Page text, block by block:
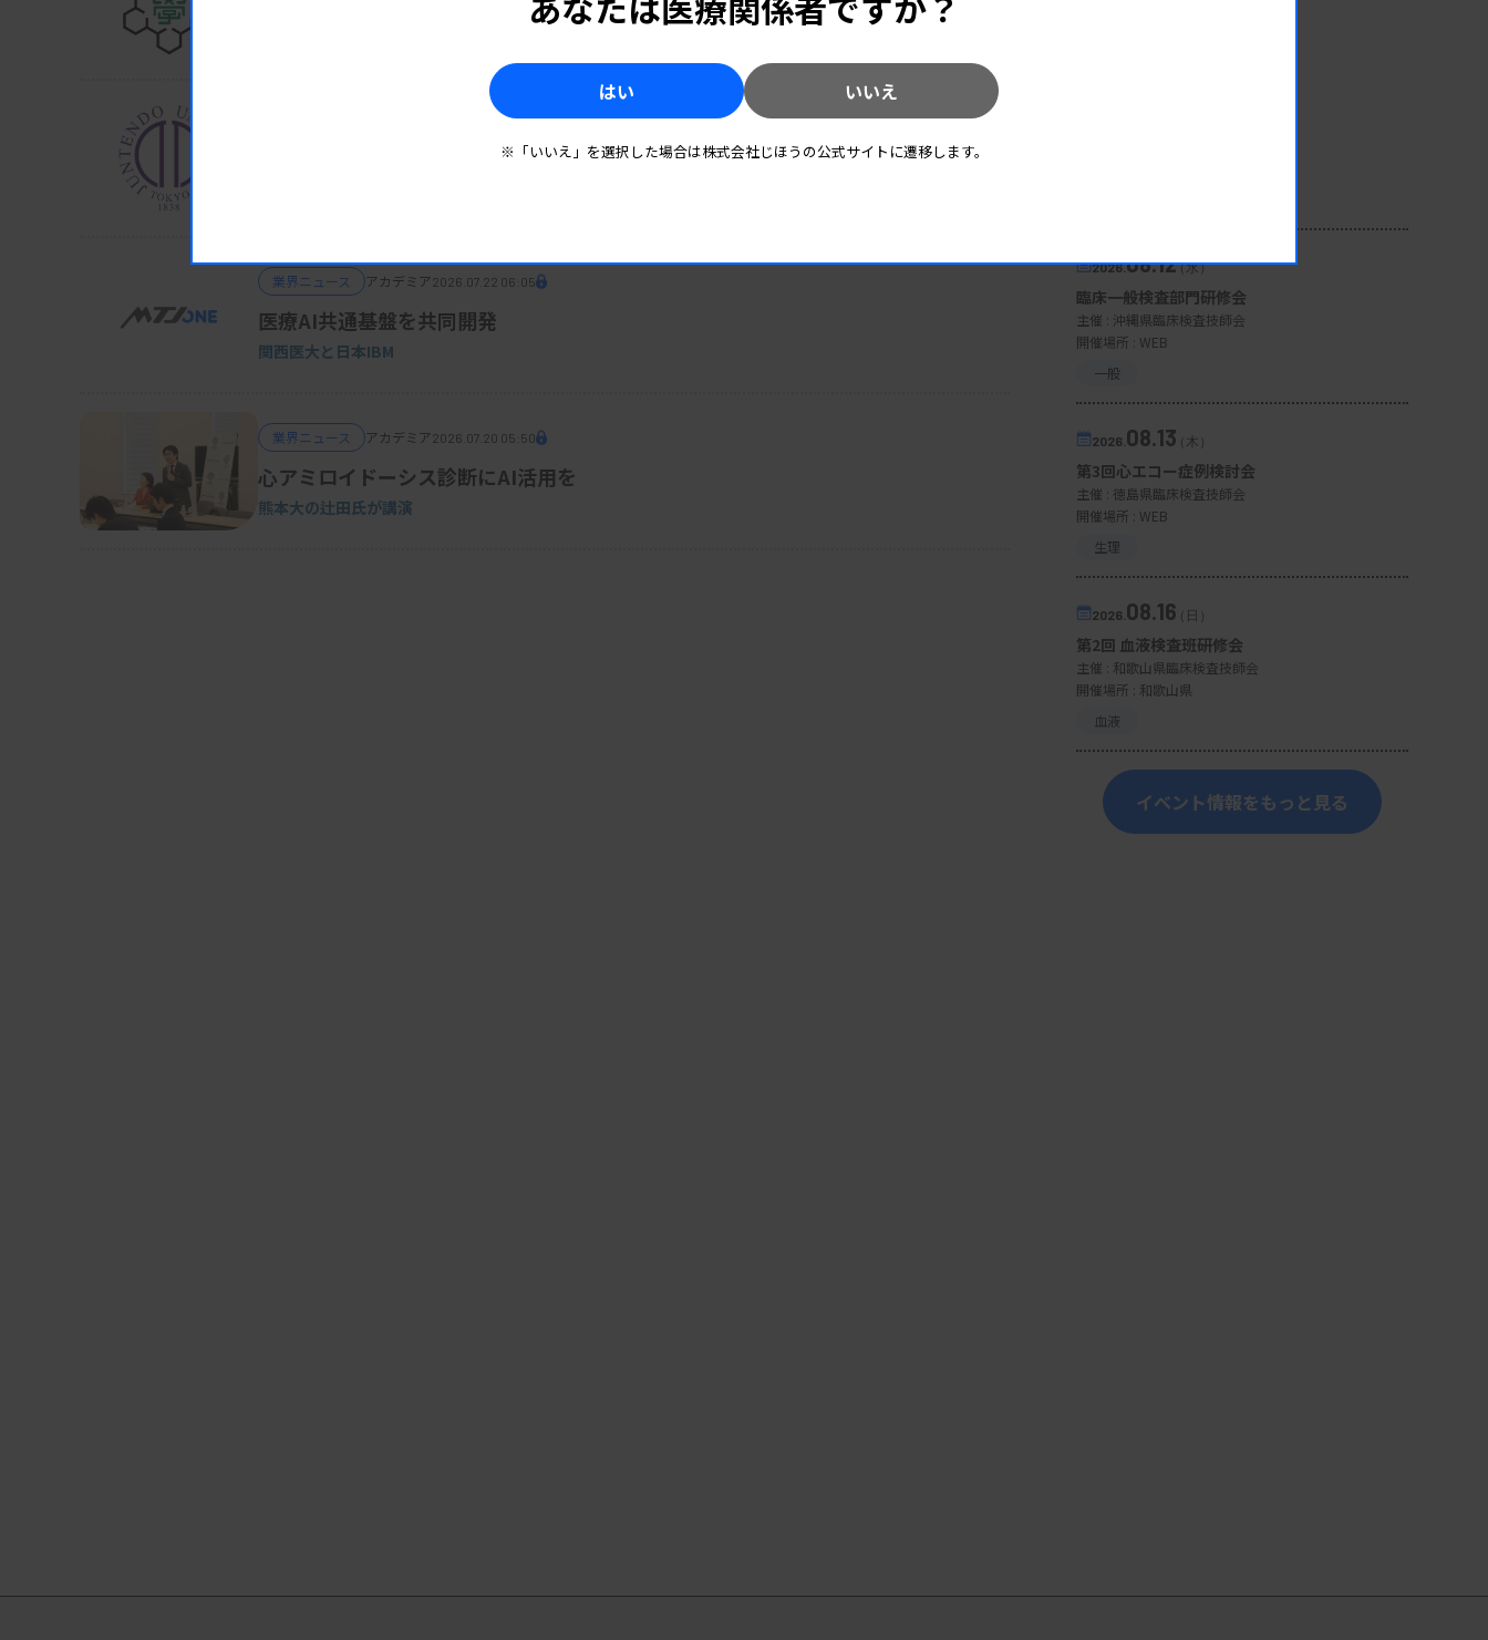
研究成果は、8月20日（米国東海岸標準時間）、国際学術誌「Acta Neuropathologica
Communications」（オンライン版）に掲載された。
資料はこちら
機械的かゆみ過敏と血清TARC値が相関
業界ニュース アカデミア 2026.07.22 06:05
医療AI共通基盤を共同開発
関西医大と日本IBM
業界ニュース アカデミア 2026.07.20 05:50
心アミロイドーシス診断にAI活用を
熊本大の辻田氏が講演
2026.08.12（水）
臨床一般検査部門研修会
主催 : 沖縄県臨床検査技師会
開催場所 : WEB
一般
2026. 08.13（木）
第3回心エコー症例検討会
主催 : 徳島県臨床検査技師会
開催場所 : WEB
生理
2026. 08.16（日）
第2回 血液検査班研修会
主催 : 和歌山県臨床検査技師会
開催場所 : 和歌山県
血液
イベント情報をもっと見る
はい いいえ
※「いいえ」を選択した場合は株式会社じほうの公式サイトに遷移します。